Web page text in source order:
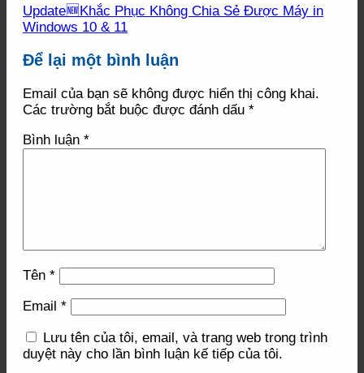
Update🆕Khắc Phục Không Chia Sẻ Được Máy in
Windows 10 & 11
Để lại một bình luận
Email của bạn sẽ không được hiển thị công khai.
Các trường bắt buộc được đánh dấu *
Bình luận *
Tên *
Email *
Lưu tên của tôi, email, và trang web trong trình
duyệt này cho lần bình luận kế tiếp của tôi.